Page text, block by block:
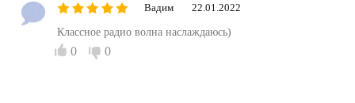
Вадим 22.01.2022
Классное радио волна наслаждаюсь)
0 0